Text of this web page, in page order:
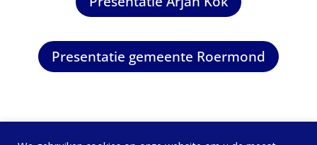
Presentatie gemeente Roermond